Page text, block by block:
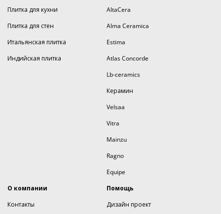
Плитка для кухни
Плитка для стен
Итальянская плитка
Индийская плитка
AltaCera
Alma Ceramica
Estima
Atlas Concorde
Lb-ceramics
Керамин
Velsaa
Vitra
Mainzu
Ragno
Equipe
О компании
Контакты
Помощь
Дизайн проект